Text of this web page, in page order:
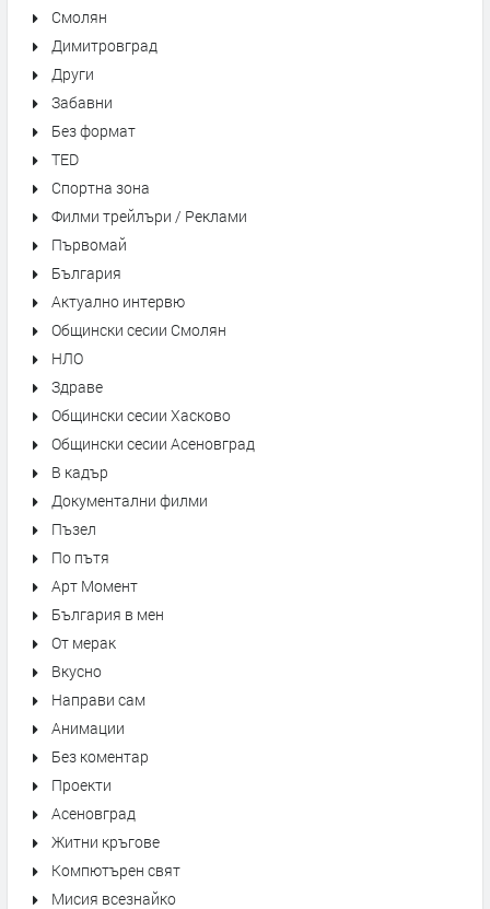
Смолян
Димитровград
Други
Забавни
Без формат
TED
Спортна зона
Филми трейлъри / Реклами
Първомай
България
Актуално интервю
Общински сесии Смолян
НЛО
Здраве
Общински сесии Хасково
Общински сесии Асеновград
В кадър
Документални филми
Пъзел
По пътя
Арт Момент
България в мен
От мерак
Вкусно
Направи сам
Анимации
Без коментар
Проекти
Асеновград
Житни кръгове
Компютърен свят
Мисия всезнайко